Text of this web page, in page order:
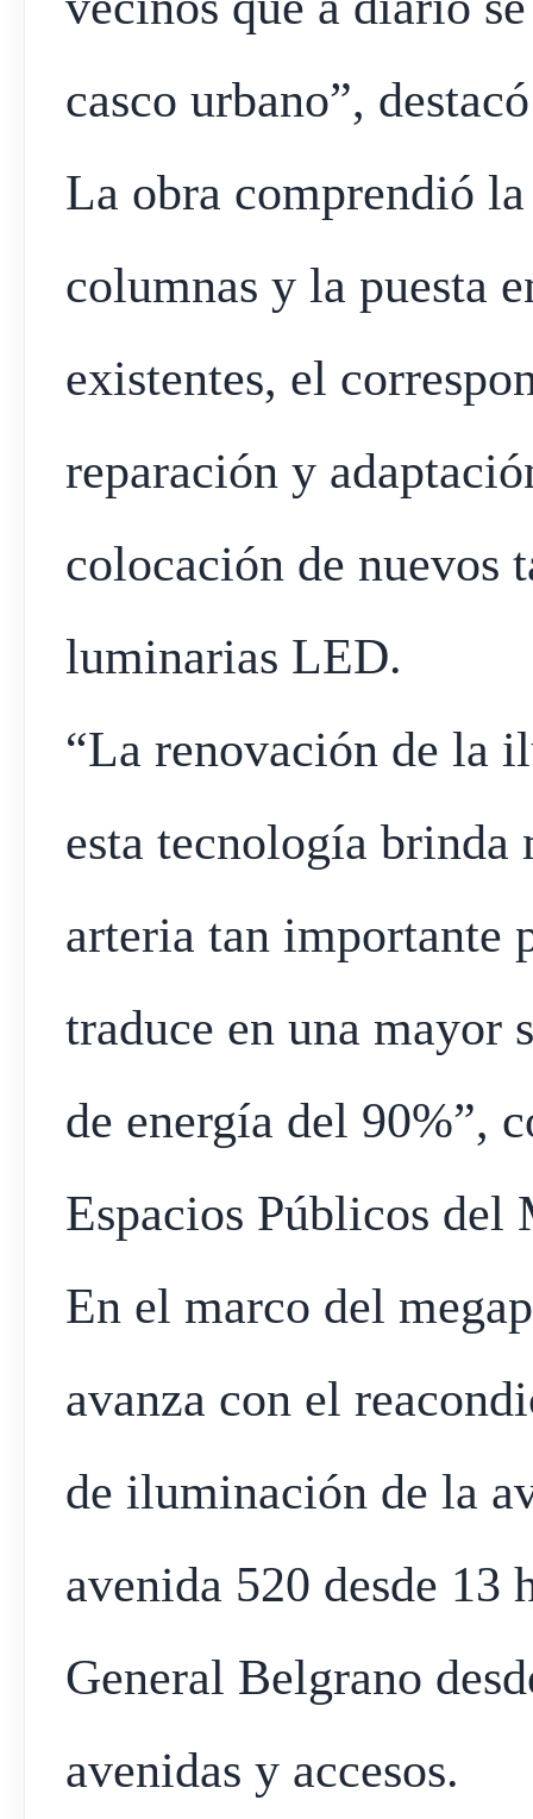
casco urbano”,
La obra comprendió
columnas y la puesta
existentes, el
reparación y
colocación de nuevos
luminarias LED.
“La renovación de la
esta tecnología brinda
arteria tan importante
traduce en una mayor
de energía del 90%”,
Espacios Públicos
En el marco del
avanza con el
de iluminación de la
avenida 520 desde 13
General Belgrano
avenidas y accesos.